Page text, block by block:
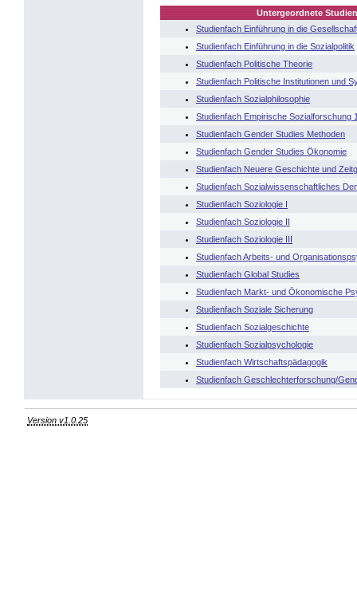
Untergeordnete
Studienfach Einführung in die
Studienfach Einführung in die Sozialpolitik
Studienfach Politische Theorie
Studienfach Politische Institutionen und
Studienfach Sozialphilosophie
Studienfach Empirische Sozialforschung
Studienfach Gender Studies Methoden
Studienfach Gender Studies Ökonomie
Studienfach Neuere Geschichte und
Studienfach Sozialwissenschaftliches
Studienfach Soziologie I
Studienfach Soziologie II
Studienfach Soziologie III
Studienfach Arbeits- und
Studienfach Global Studies
Studienfach Markt- und Ökonomische
Studienfach Soziale Sicherung
Studienfach Sozialgeschichte
Studienfach Sozialpsychologie
Studienfach Wirtschaftspädagogik
Studienfach Geschlechterforschung/
Version v1.0.25